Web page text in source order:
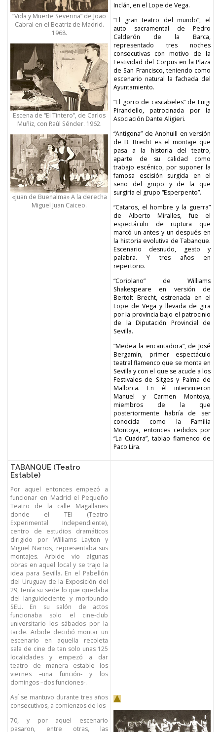
“Vida y Muerte Severina” de Joao
Cabral en el Beatriz de Madrid.
1968.
Escena de “El Tintero”, de Carlos
Muñiz, con Raúl Sénder. 1962.
«Juan de Buenalma» A la derecha
Miguel Juan Caiceo.
Inclán, en el Lope de Vega.
“El gran teatro del mundo”, el
auto sacramental de Pedro
Calderón de la Barca,
representado tres noches
consecutivas con motivo de la
Festividad del Corpus en la Plaza
de San Francisco, teniendo como
escenario natural la fachada del
Ayuntamiento.
“El gorro de cascabeles” de Luigi
Pirandello, patrocinada por la
Asociación Dante Aligieri.
“Antigona” de Anohuill en versión
de B. Brecht es el montaje que
pasa a la historia del teatro,
aparte de su calidad como
trabajo escénico, por suponer la
famosa escisión surgida en el
seno del grupo y de la que
surgiría el grupo “Esperpento”.
“Cataros, el hombre y la guerra”
de Alberto Miralles, fue el
espectáculo de ruptura que
marcó un antes y un después en
la historia evolutiva de Tabanque.
Escenario desnudo, gesto y
palabra. Y tres años en
repertorio.
“Coriolano” de Williams
Shakespeare en versión de
Bertolt Brecht, estrenada en el
Lope de Vega y llevada de gira
por la provincia bajo el patrocinio
de la Diputación Provincial de
Sevilla.
“Medea la encantadora”, de José
Bergamín, primer espectáculo
teatral flamenco que se monta en
Sevilla y con el que se acude a los
Festivales de Sitges y Palma de
Mallorca. En él intervinieron
Manuel y Carmen Montoya,
miembros de la que
posteriormente habría de ser
conocida como la Familia
Montoya, entonces cedidos por
“La Cuadra”, tablao flamenco de
Paco Lira.
TABANQUE (Teatro
Estable)
Por aquel entonces empezó a
funcionar en Madrid el Pequeño
Teatro de la calle Magallanes
donde el TEI (Teatro
Experimental Independiente),
centro de estudios dramáticos
dirigido por Williams Layton y
Miguel Narros, representaba sus
montajes. Arbide vio algunas
obras en aquel local y se trajo la
idea para Sevilla. En el Pabellón
del Uruguay de la Exposición del
29, tenía su sede lo que quedaba
del languideciente y moribundo
SEU. En su salón de actos
funcionaba solo el cine-club
universitario los sábados por la
tarde. Arbide decidió montar un
escenario en aquella recoleta
sala de cine de tan solo unas 125
localidades y empezó a dar
teatro de manera estable los
viernes –una función- y los
domingos –dos funciones-.
Así se mantuvo durante tres años
consecutivos, a comienzos de los
70, y por aquel escenario
pasaron, entre otras, las